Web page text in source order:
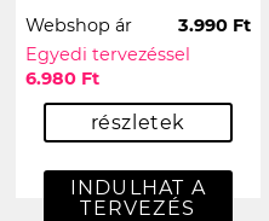
Webshop ár
3.990 Ft
Egyedi tervezéssel
6.980 Ft
részletek
INDULHAT A
TERVEZÉS